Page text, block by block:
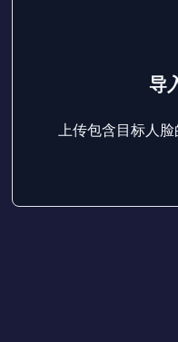
导
上传包含目标人